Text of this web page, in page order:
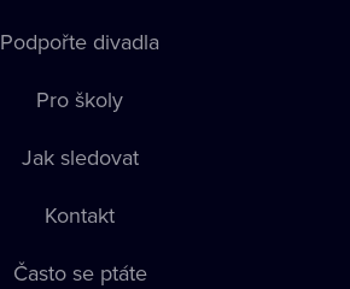
Podpořte divadla
Pro školy
Jak sledovat
Kontakt
Často se ptáte